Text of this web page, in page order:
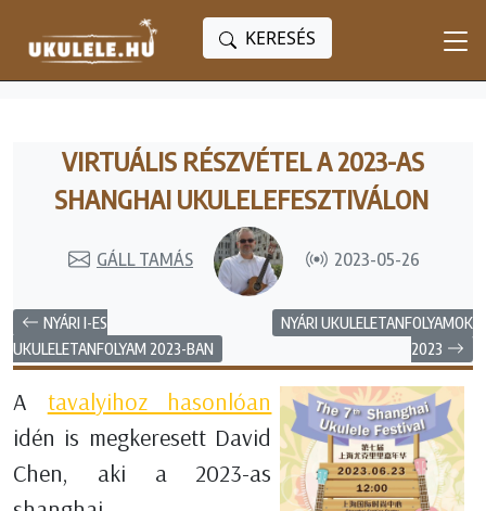
KERESÉS
VIRTUÁLIS RÉSZVÉTEL A 2023-AS
SHANGHAI UKULELEFESZTIVÁLON
GÁLL TAMÁS 2023-05-26
NYÁRI I-ES
UKULELETANFOLYAM 2023-BAN
NYÁRI UKULELETANFOLYAMOK
2023
A tavalyihoz hasonlóan
idén is megkeresett David
Chen, aki a 2023-as